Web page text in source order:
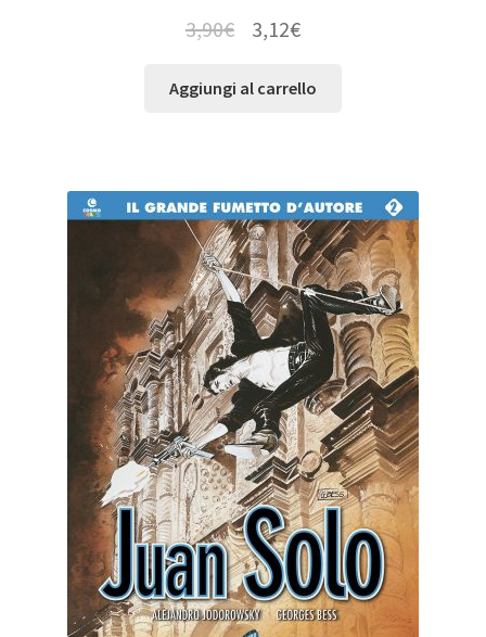
3,90€ 3,12€
Aggiungi al carrello